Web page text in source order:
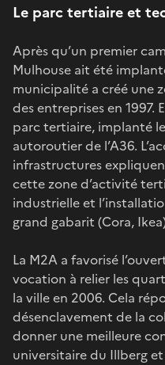
Le parc tertiaire et
Après qu’un premier
Mulhouse ait été
municipalité a créé une
des entreprises en 1997.
parc tertiaire, implanté
autoroutier de l’A36.
infrastructures
cette zone d’activité
industrielle et
grand gabarit (Cora,
La M2A a favorisé
vocation à relier les
la ville en 2006. Cela
désenclavement de la
donner une meilleure
universitaire du Illberg et